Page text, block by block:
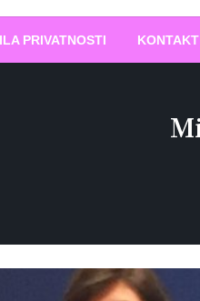
PRIVATNOSTI KONTAKT